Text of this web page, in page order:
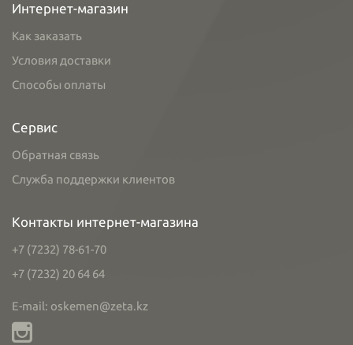
Интернет-магазин
Как заказать
Условия доставки
Способы оплаты
Сервис
Обратная связь
Служба поддержки клиентов
Контакты интернет-магазина
+7 (7232) 78-61-70
+7 (7232) 20 64 64
E-mail: oskemen@zeta.kz